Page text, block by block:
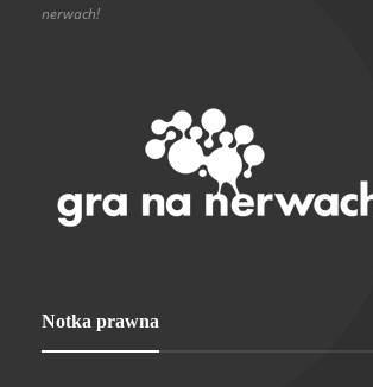
nerwach!
Notka prawna